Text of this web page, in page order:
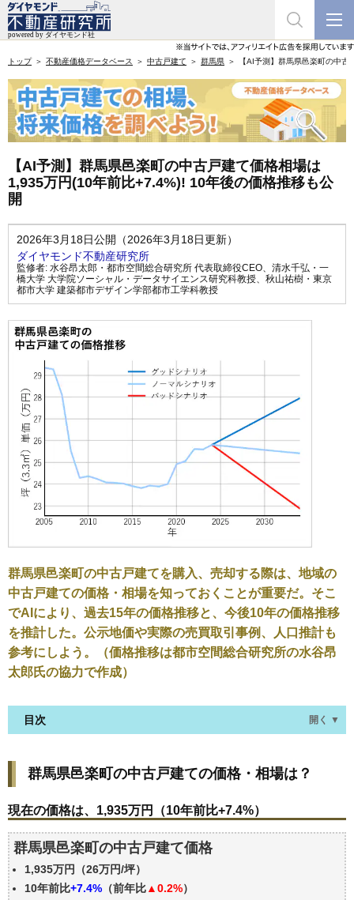
トップ 不動産価格データベース 中古戸建て 群馬県 【AI予測】群馬県邑楽町の中
【AI予測】群馬県邑楽町の中古戸建て価格相場は
1,935万円(10年前比+7.4%)! 10年後の価格推移も公
開
2026年3月18日公開（2026年3月18日更新）
ダイヤモンド不動産研究所
監修者: 水谷昂太郎・都市空間総合研究所 代表取締役CEO、 清水千弘・一
橋大学 大学院ソーシャル・データサイエンス研究科教授、 秋山祐樹・東京
都市大学 建築都市デザイン学部都市工学科教授
群馬県邑楽町の中古戸建てを購入、売却する際は、地域の
中古戸建ての価格・相場を知っておくことが重要だ。そこ
でAIにより、過去15年の価格推移と、今後10年の価格推移
を推計した。公示地価や実際の売買取引事例、人口推計も
参考にしよう。（価格推移は都市空間総合研究所の水谷昂
太郎氏の協力で作成）
目次 開く ▼
現在の価格は、1,935万円（10年前比+7.4%）
価格を詳細に分析しよう
築年数で価格はどうなる？
群馬県邑楽町の中古戸建ての過去の売買事例
公示地価はいくら
群馬県邑楽町の中古戸建ての価格・相場は？
現在の価格は、1,935万円（10年前比+7.4%）
群馬県邑楽町の中古戸建て価格
1,935万円（26万円/坪）
10年前比+7.4% （前年比▲0.2%）